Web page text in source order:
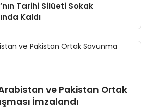
Tarihi Silüeti Sokak
Kaldı
ve Pakistan Ortak
İmzalandı